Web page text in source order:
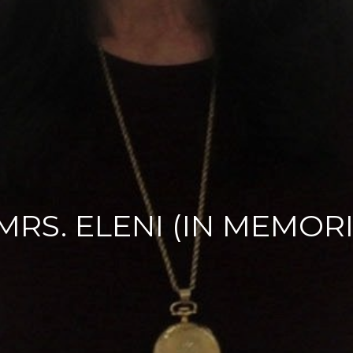
ELENI (IN